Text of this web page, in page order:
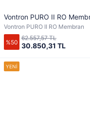
Vontron PURO II RO
Vontron PURO II RO Membran
%50 30.850,31 TL
62.557,57 TL